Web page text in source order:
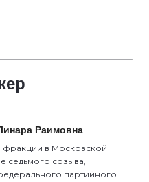
Раимовна
фракции в Московской
седьмого созыва,
партийного